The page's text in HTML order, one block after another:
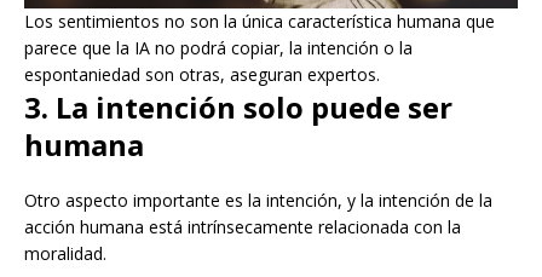
Los sentimientos no son la única característica humana que
parece que la IA no podrá copiar, la intención o la
espontaniedad son otras, aseguran expertos.
3. La intención solo puede ser
humana
Otro aspecto importante es la intención, y la intención de la
acción humana está intrínsecamente relacionada con la
moralidad.